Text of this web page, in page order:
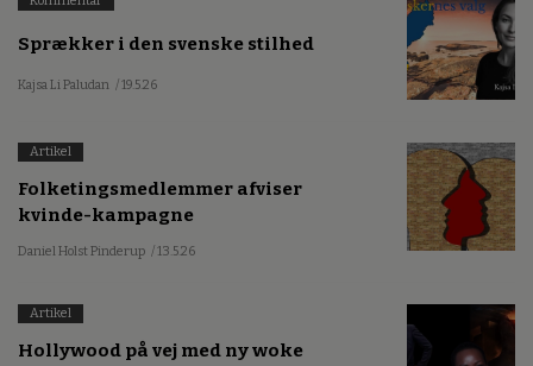
Sprækker i den svenske stilhed
Kajsa Li Paludan / 19.5.26
Artikel
Folketingsmedlemmer afviser
kvinde-kampagne
Daniel Holst Pinderup / 13.5.26
Artikel
Hollywood på vej med ny woke